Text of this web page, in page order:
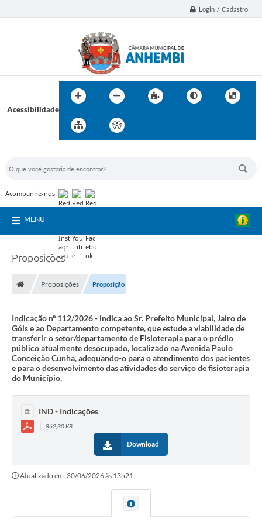
Login / Cadastro
Acessibilidade
Acompanhe-nos:
MENU
Proposições
Proposições Proposição
Indicação nº 112/2026 - indica ao Sr. Prefeito Municipal, Jairo de
Góis e ao Departamento competente, que estude a viabilidade de
transferir o setor/departamento de Fisioterapia para o prédio
público atualmente desocupado, localizado na Avenida Paulo
Conceição Cunha, adequando-o para o atendimento dos pacientes
e para o desenvolvimento das atividades do serviço de fisioterapia
do Município.
IND - Indicações
862,30 KB
Download
Atualizado em: 30/06/2026 às 13h21